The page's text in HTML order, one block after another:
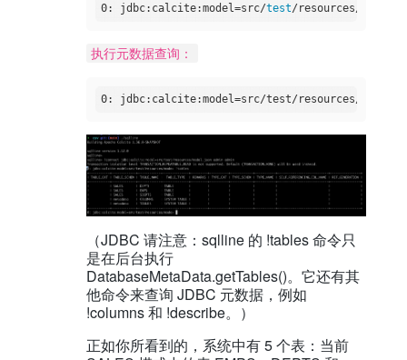
0: jdbc:calcite:model=src/test
执行元数据查询：
（JDBC 请注意：sqlline 的 !tables 命令只
是在后台执行
DatabaseMetaData.getTables()。它还有其
他命令来查询 JDBC 元数据，例如
!columns 和 !describe。）
正如你所看到的，系统中有 5 个表：当前